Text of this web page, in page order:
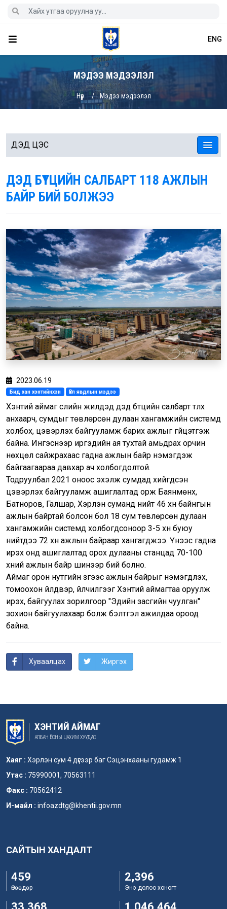
ENG
МЭДЭЭ МЭДЭЭЛЭЛ
Нүүр Мэдээ мэдээлэл
ДЭД ЦЭС
ДЭД БҮТЦИЙН САЛБАРТ 118 АЖЛЫН
БАЙР БИЙ БОЛЖЭЭ
2023.06.19
Бид хан хэнтийнхэн Үйл явдлын мэдээ
Хэнтий аймаг сүүлийн жилүүдэд дэд бүтцийн салбарт түлхүү
анхаарч, сумдыг төвлөрсөн дулаан хангамжийн системд
холбох, цэвэрлэх байгууламж барих ажлыг гүйцэтгэж
байна. Ингэснээр иргэдийн ая тухтай амьдрах орчин
нөхцөл сайжрахаас гадна ажлын байр нэмэгдэж
байгаагаараа давхар ач холбогдолтой.
Тодруулбал 2021 оноос эхэлж сумдад хийгдсэн
цэвэрлэх байгууламж ашиглалтад орж Баянмөнх,
Батноров, Галшар, Хэрлэн суманд нийт 46 хүн байнгын
ажлын байртай болсон бол 18 сум төвлөрсөн дулаан
хангамжийн системд холбогдсоноор 3-5 хүн буюу
нийтдээ 72 хүн ажлын байраар хангагджээ. Үүнээс гадна
ирэх онд ашиглалтад орох дулааны станцад 70-100
хүний ажлын байр шинээр бий болно.
Аймаг орон нутгийн зүгээс ажлын байрыг нэмэгдүүлэх,
томоохон үйлдвэр, үйлчилгээг Хэнтий аймагтаа оруулж
ирэх, байгуулах зорилгоор "Эдийн засгийн чуулган"
зохион байгуулахаар болж бэлтгэл ажилдаа ороод
байна.
Хуваалцах Жиргэх
ХЭНТИЙ АЙМАГ
АЛБАН ЁСНЫ ЦАХИМ ХУУДАС
Хаяг : Хэрлэн сум 4 дүгээр баг Сэцэнхааны гудамж 1
Утас : 75990001, 70563111
Факс : 70562412
И-майл : infoazdtg@khentii.gov.mn
САЙТЫН ХАНДАЛТ
459
Өнөөдөр
2,396
Энэ долоо хоногт